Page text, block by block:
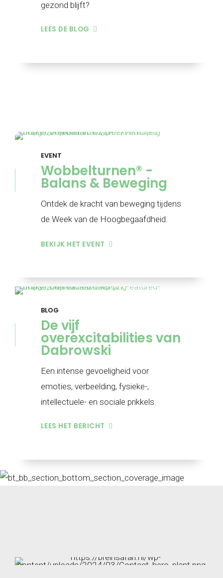
gezond blijft?
LEES DE BLOG
EVENT
Wobbelturnen® -
Balans & Beweging
Ontdek de kracht van beweging tijdens
de Week van de Hoogbegaafdheid.
BEKIJK HET EVENT
BLOG
De vijf
overexcitabilities van
Dabrowski
Een intense gevoeligheid voor
emoties, verbeelding, fysieke-,
intellectuele- en sociale prikkels.
LEES HET BERICHT